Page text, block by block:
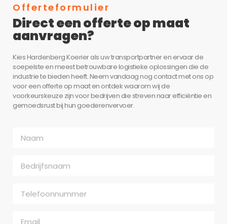
Offerteformulier
Direct een offerte op maat
aanvragen?
Kies Hardenberg Koerier als uw transportpartner en ervaar de
soepelste en meest betrouwbare logistieke oplossingen die de
industrie te bieden heeft. Neem vandaag nog contact met ons op
voor een offerte op maat en ontdek waarom wij de
voorkeurskeuze zijn voor bedrijven die streven naar efficiëntie en
gemoedsrust bij hun goederenvervoer.